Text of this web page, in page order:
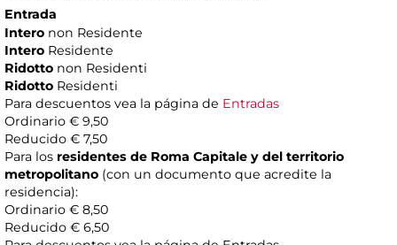
Entrada
Intero non Residente
Intero Residente
Ridotto non Residenti
Ridotto Residenti
Para descuentos vea la página de Entradas
Ordinario € 9,50
Reducido € 7,50
Para los residentes de Roma Capitale y del territorio
metropolitano (con un documento que acredite la
residencia):
Ordinario € 8,50
Reducido € 6,50